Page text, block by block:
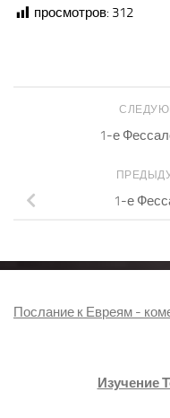
просмотров: 312
1-е
1-е
Послание к Евреям -
Изучение